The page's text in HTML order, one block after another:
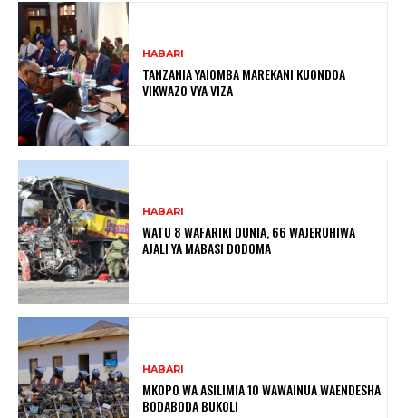
HABARI
TANZANIA YAIOMBA MAREKANI KUONDOA
VIKWAZO VYA VIZA
HABARI
WATU 8 WAFARIKI DUNIA, 66 WAJERUHIWA
AJALI YA MABASI DODOMA
HABARI
MKOPO WA ASILIMIA 10 WAWAINUA WAENDESHA
BODABODA BUKOLI